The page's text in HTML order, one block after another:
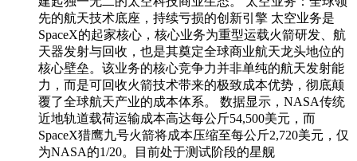
先的航天技术底座，持续亏损的创新引擎 太空业务是
SpaceX的起家核心，核心业务为重型运载火箭研发、航
天器发射与回收，也是其奠定全球商业航天龙头地位的
核心壁垒。该业务的核心竞争力并非单纯的航天发射能
力，而是可回收火箭技术带来的极致成本优势，彻底颠
覆了全球航天产业的成本体系。 数据显示，NASA传统
近地轨道载荷运输成本高达每公斤54,500美元，而
SpaceX猎鹰九号火箭将成本压缩至每公斤2,720美元，仅
为NASA的1/20。目前处于测试阶段的星舰